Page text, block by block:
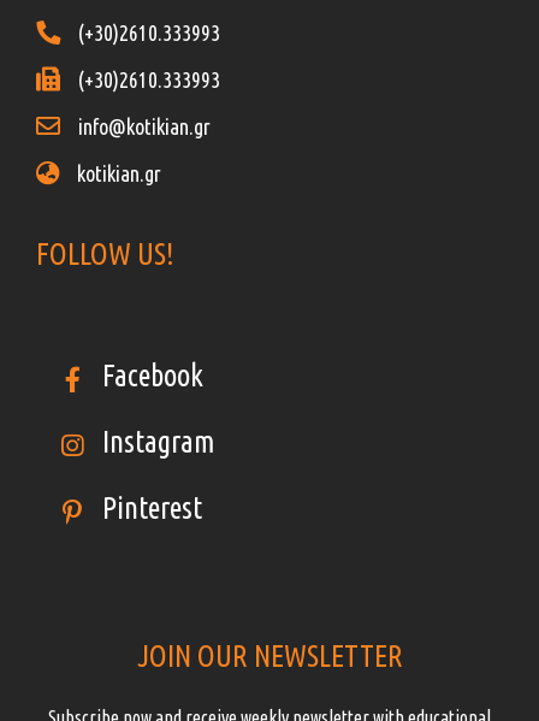
(+30)2610.333993
(+30)2610.333993
info@kotikian.gr
kotikian.gr
FOLLOW US!
Facebook
Instagram
Pinterest
JOIN OUR NEWSLETTER